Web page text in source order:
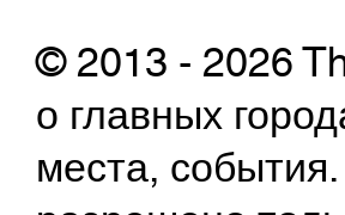
© 2013 - 2026
о главных
места,